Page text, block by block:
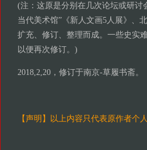
(注：这原是分别在几次论坛或研讨
当代美术馆”《新人文画5人展》、
扩充、修订、整理而成。一些史实
以便再次修订。)
2018,2,20，修订于南京-草履书斋。
【声明】以上内容只代表原作者个